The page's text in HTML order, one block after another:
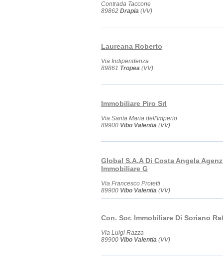
Contrada Taccone
89862 Drapia (VV)
Laureana Roberto
Via Indipendenza
89861 Tropea (VV)
Immobiliare Piro Srl
Via Santa Maria dell'Imperio
89900 Vibo Valentia (VV)
Global S.A.A Di Costa Angela
Immobiliare G
Via Francesco Protetti
89900 Vibo Valentia (VV)
Con. Sor. Immobiliare Di Soriano
Via Luigi Razza
89900 Vibo Valentia (VV)